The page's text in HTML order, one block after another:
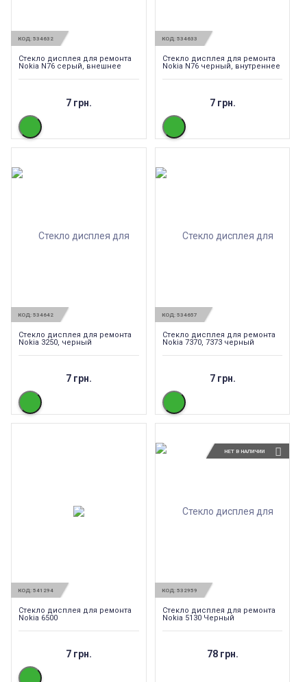
КОД: 534632
Стекло дисплея для ремонта
Nokia N76 серый, внешнее
7 грн.
КОД: 534633
Стекло дисплея для ремонта
Nokia N76 черный, внутреннее
7 грн.
КОД: 534642
Стекло дисплея для ремонта
Nokia 3250, черный
7 грн.
КОД: 534657
Стекло дисплея для ремонта
Nokia 7370, 7373 черный
7 грн.
КОД: 541294
Стекло дисплея для ремонта
Nokia 6500
7 грн.
НЕТ В НАЛИЧИИ
КОД: 532959
Стекло дисплея для ремонта
Nokia 5130 Черный
78 грн.